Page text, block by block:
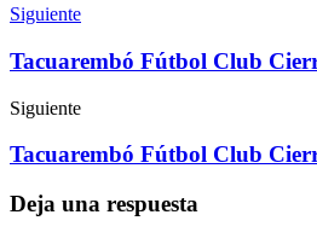
Siguiente
Tacuarembó Fútbol Club
Siguiente
Tacuarembó Fútbol Club
Deja una respuesta